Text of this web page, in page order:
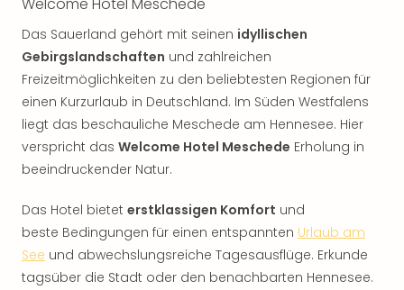
Das Sauerland gehört mit seinen idyllischen
Gebirgslandschaften und zahlreichen
Freizeitmöglichkeiten zu den beliebtesten Regionen für
einen Kurzurlaub in Deutschland. Im Süden Westfalens
liegt das beschauliche Meschede am Hennesee. Hier
verspricht das Welcome Hotel Meschede Erholung in
beeindruckender Natur.
Das Hotel bietet erstklassigen Komfort und
beste Bedingungen für einen entspannten Urlaub am
See und abwechslungsreiche Tagesausflüge. Erkunde
tagsüber die Stadt oder den benachbarten Hennesee.